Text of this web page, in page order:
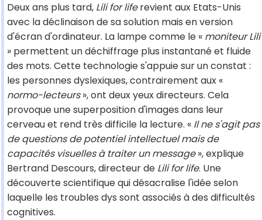
Deux ans plus tard, Lili for liferevient aux Etats-Unis
avec la déclinaison de sa solution mais en version
d'écran d'ordinateur. La lampe comme le « moniteur Lili
» permettent un déchiffrage plus instantané et fluide
des mots. Cette technologie s'appuie sur un constat :
les personnes dyslexiques, contrairement aux «
normo-lecteurs», ont deux yeux directeurs. Cela
provoque une superposition d'images dans leur
cerveau et rend très difficile la lecture. « Il ne s'agit pas
de questions de potentiel intellectuel mais de
capacités visuelles à traiter un message», explique
Bertrand Descours, directeur de Lili for life. Une
découverte scientifique qui désacralise l'idée selon
laquelle les troubles dys sont associés à des difficultés
cognitives.